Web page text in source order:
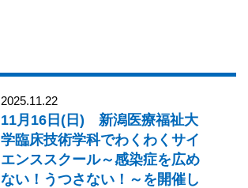
2025.11.22
11月16日(日) 新潟医療福祉大
学臨床技術学科でわくわくサイ
エンススクール～感染症を広め
ない！うつさない！～を開催し